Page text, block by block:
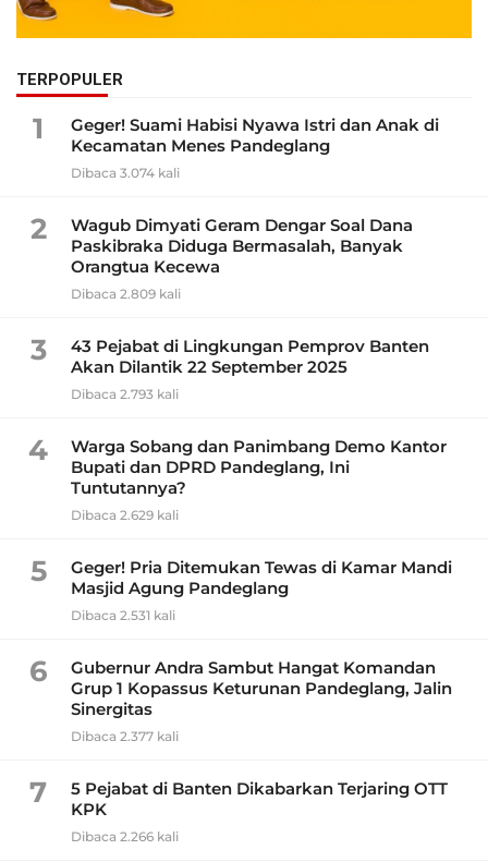
TERPOPULER
1
Geger! Suami Habisi Nyawa Istri dan Anak di
Kecamatan Menes Pandeglang
Dibaca 3.074 kali
2
Wagub Dimyati Geram Dengar Soal Dana
Paskibraka Diduga Bermasalah, Banyak
Orangtua Kecewa
Dibaca 2.809 kali
3
43 Pejabat di Lingkungan Pemprov Banten
Akan Dilantik 22 September 2025
Dibaca 2.793 kali
4
Warga Sobang dan Panimbang Demo Kantor
Bupati dan DPRD Pandeglang, Ini
Tuntutannya?
Dibaca 2.629 kali
5
Geger! Pria Ditemukan Tewas di Kamar Mandi
Masjid Agung Pandeglang
Dibaca 2.531 kali
6
Gubernur Andra Sambut Hangat Komandan
Grup 1 Kopassus Keturunan Pandeglang, Jalin
Sinergitas
Dibaca 2.377 kali
7
5 Pejabat di Banten Dikabarkan Terjaring OTT
KPK
Dibaca 2.266 kali